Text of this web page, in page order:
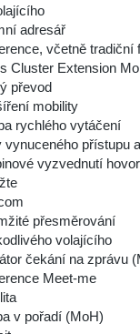
adresář
včetně tradiční
Cluster Extension
převod
mobility
rychlého vytáčení
vynuceného přístupu
vyzvednutí
přesměrování
volajícího
čekání na zprávu
Meet-me
v pořadí (MoH)